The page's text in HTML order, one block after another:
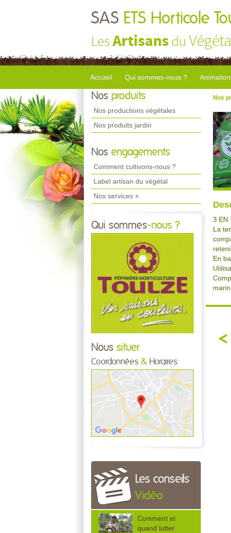
SAS ETS Horticole
LesArtisans du
Accueil Qui sommes-nous ?
Nos produits
Nos productions végétales
Nos produits jardin
Nos engagements
Comment cultivons-nous ?
Label artisan du végétal
Nos services +
Qui sommes-nous ?
Nous situer
Coordonnées & Horaires
Les conseils
Vidéo
Comment et
quand lutter
Nos
3 EN
La
En